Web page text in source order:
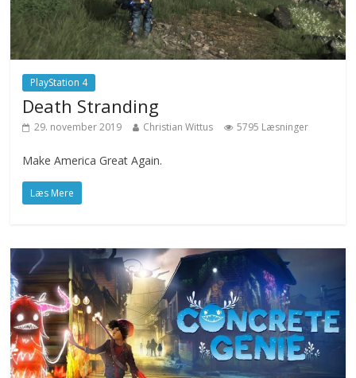
PlayStation 4
Death Stranding
29. november 2019 Christian Wittus 5795 Læsninger
Make America Great Again.
Læs Mere